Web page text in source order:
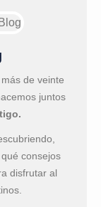
de veinte
juntos
consejos
disfrutar al